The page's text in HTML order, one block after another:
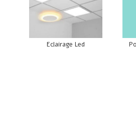
Eclairage Led